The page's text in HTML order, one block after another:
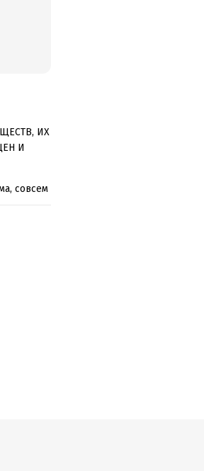
ИХ
И
совсем